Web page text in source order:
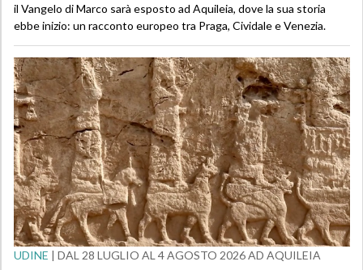
il Vangelo di Marco sarà esposto ad Aquileia, dove la sua storia
ebbe inizio: un racconto europeo tra Praga, Cividale e Venezia.
UDINE | DAL 28 LUGLIO AL 4 AGOSTO 2026 AD AQUILEIA